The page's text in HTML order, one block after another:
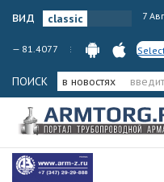
вид 7
— 81.4077
ПОИСК в новостях